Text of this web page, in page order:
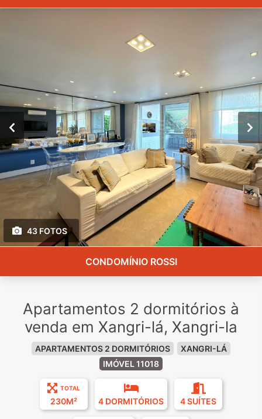
43 FOTOS
CONDOMÍNIO ROSSI
Apartamentos 2 dormitórios à
venda em Xangri-lá, Xangri-la
APARTAMENTOS 2 DORMITÓRIOS
XANGRI-LÁ
IMÓVEL 11018
TOTAL
230M² 4 DORMITÓRIOS 4 SUÍTES